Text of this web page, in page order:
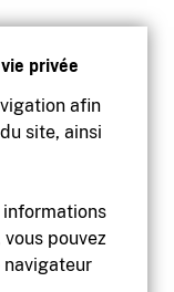
vie privée
afin
site, ainsi
informations
pouvez